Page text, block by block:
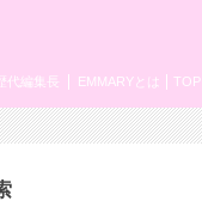
TOP
EMMARYとは
代編集長